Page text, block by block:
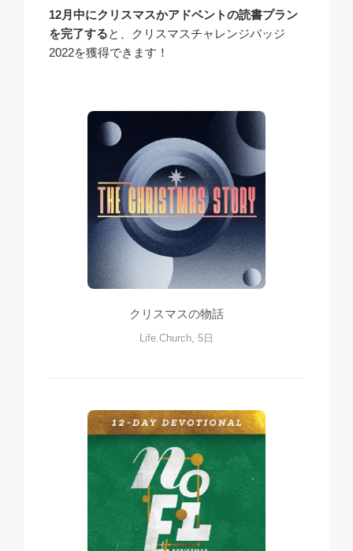
12月中にクリスマスかアドベントの読書プラン
を完了すると、クリスマスチャレンジバッジ
2022を獲得できます！
クリスマスの物話
Life.Church, 5日